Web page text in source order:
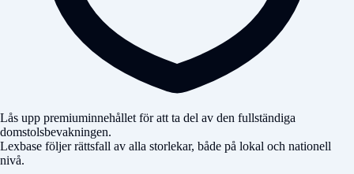
Lås upp premiuminnehållet för att ta del av den fullständiga
domstolsbevakningen.
Lexbase följer rättsfall av alla storlekar, både på lokal och nationell
nivå.